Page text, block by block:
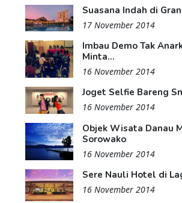
Suasana Indah di
17 November 2014
Imbau Demo Tak
Minta...
16 November 2014
Joget Selfie Bareng
16 November 2014
Objek Wisata Danau
Sorowako
16 November 2014
Sere Nauli Hotel di
16 November 2014